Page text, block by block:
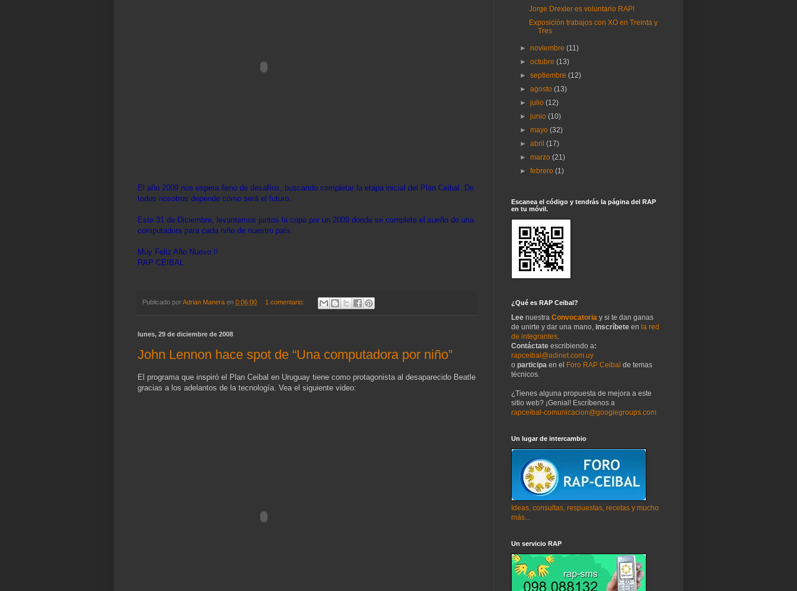
El año 2009 nos espera lleno de desafíos, buscando completar la etapa inicial del Plan Ceibal. De
todos nosotros depende cómo será el futuro.
Este 31 de Diciembre, levantemos juntos la copa por un 2009 donde se complete el sueño de una
computadora para cada niño de nuestro país.
Muy Feliz Año Nuevo !!
RAP CEIBAL
Publicado porAdrian Manera en 0:06:00 1 comentario:
lunes, 29 de diciembre de 2008
John Lennon hace spot de “Una computadora por niño”
El programa que inspiró el Plan Ceibal en Uruguay tiene como protagonista al desaparecido Beatle
gracias a los adelantos de la tecnología. Vea el siguiente video:
Jorge Drexler es voluntario RAP!
Exposición trabajos con XO en Treinta y
Tres
►noviembre(11)
►octubre(13)
►septiembre(12)
►agosto(13)
►julio(12)
►junio(10)
►mayo(32)
►abril(17)
►marzo(21)
►febrero(1)
Escanea el código y tendrás la página del RAP
en tu móvil.
¿Qué es RAP Ceibal?
Lee nuestra Convocatoria y si te dan ganas
de unirte y dar una mano, inscríbete en la red
de integrantes
Contáctate escribiendo a:
rapceibal@adinet.com.uy
o participa en el Foro RAP Ceibal de temas
técnicos.
¿Tienes alguna propuesta de mejora a este
sitio web? ¡Genial! Escríbenos a
rapceibal-comunicacion@googlegroups.com
Un lugar de intercambio
Ideas, consultas, respuestas, recetas y mucho
más...
Un servicio RAP